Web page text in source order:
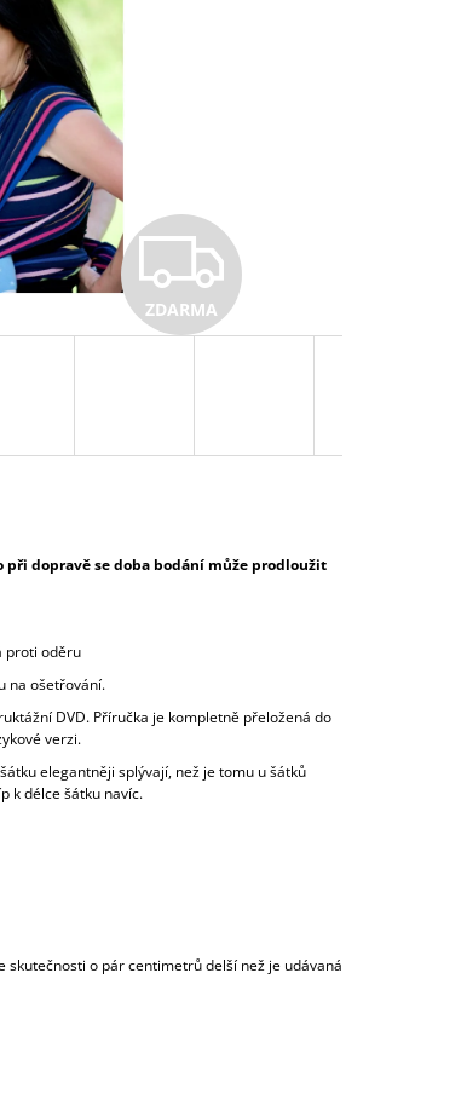
Z
D
M
ZDARMA
při dopravě se doba bodání může prodloužit
proti oděru
na ošetřování.
DVD. Příručka je kompletně přeložená do
verzi.
elegantněji splývají, než je tomu u šátků
k délce šátku navíc.
skutečnosti o pár centimetrů delší než je udávaná